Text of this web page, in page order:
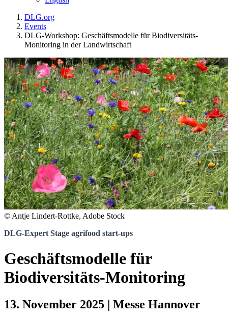
DLG.org
Events
DLG-Workshop: Geschäftsmodelle für Biodiversitäts-
Monitoring in der Landwirtschaft
© Antje Lindert-Rottke, Adobe Stock
DLG-Expert Stage agrifood start-ups
Geschäftsmodelle für
Biodiversitäts-Monitoring
13. November 2025 | Messe Hannover